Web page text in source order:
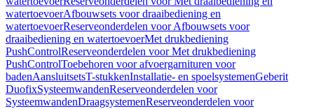
watertoevoerAfbouwsets voor draaibediening en
watertoevoerReserveonderdelen voor Afbouwsets voor
draaibediening en watertoevoerMet drukbediening
PushControlReserveonderdelen voor Met drukbediening
PushControlToebehoren voor afvoergarnituren voor
badenAansluitsetsT-stukkenInstallatie- en spoelsystemenGeberit
DuofixSysteemwandenReserveonderdelen voor
SysteemwandenDraagsystemenReserveonderdelen voor